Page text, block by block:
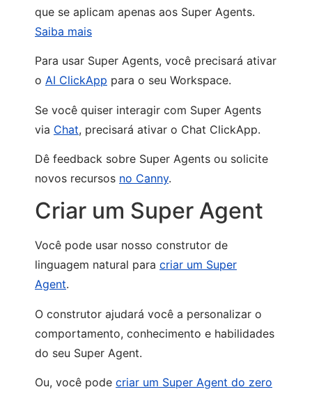
que se aplicam apenas aos Super Agents.
Saiba mais
Para usar Super Agents, você precisará ativar
o AI ClickApp para o seu Workspace.
Se você quiser interagir com Super Agents
via Chat, precisará ativar o Chat ClickApp.
Dê feedback sobre Super Agents ou solicite
novos recursos no Canny.
Criar um Super Agent
Você pode usar nosso construtor de
linguagem natural para criar um Super
Agent.
O construtor ajudará você a personalizar o
comportamento, conhecimento e habilidades
do seu Super Agent.
Ou, você pode criar um Super Agent do zero